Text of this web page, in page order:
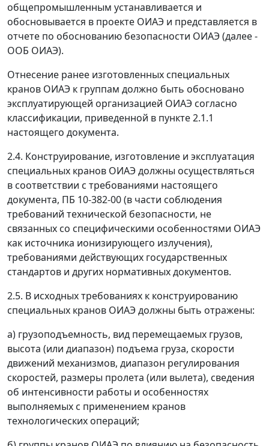
общепромышленным устанавливается и
обосновывается в проекте ОИАЭ и представляется в
отчете по обоснованию безопасности ОИАЭ (далее -
ООБ ОИАЭ).
Отнесение ранее изготовленных специальных
кранов ОИАЭ к группам должно быть обосновано
эксплуатирующей организацией ОИАЭ согласно
классификации, приведенной в пункте 2.1.1
настоящего документа.
2.4. Конструирование, изготовление и эксплуатация
специальных кранов ОИАЭ должны осуществляться
в соответствии с требованиями настоящего
документа, ПБ 10-382-00 (в части соблюдения
требований технической безопасности, не
связанных со специфическими особенностями ОИАЭ
как источника ионизирующего излучения),
требованиями действующих государственных
стандартов и других нормативных документов.
2.5. В исходных требованиях к конструированию
специальных кранов ОИАЭ должны быть отражены:
а) грузоподъемность, вид перемещаемых грузов,
высота (или диапазон) подъема груза, скорости
движений механизмов, диапазон регулирования
скоростей, размеры пролета (или вылета), сведения
об интенсивности работы и особенностях
выполняемых с применением кранов
технологических операций;